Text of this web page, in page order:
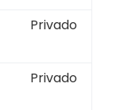
Privado
Privado